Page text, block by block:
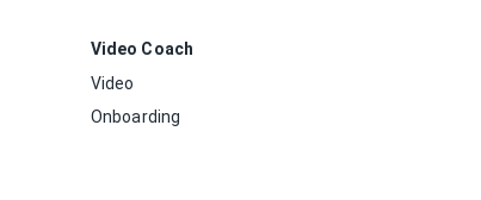
Video Coach
Video
Onboarding